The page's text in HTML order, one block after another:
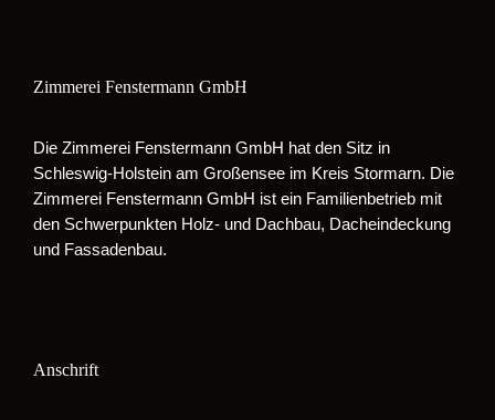
Zimmerei Fenstermann GmbH
Die Zimmerei Fenstermann GmbH hat den Sitz in
Schleswig-Holstein am Großensee im Kreis Stormarn. Die
Zimmerei Fenstermann GmbH ist ein Familienbetrieb mit
den Schwerpunkten Holz- und Dachbau, Dacheindeckung
und Fassadenbau.
Anschrift